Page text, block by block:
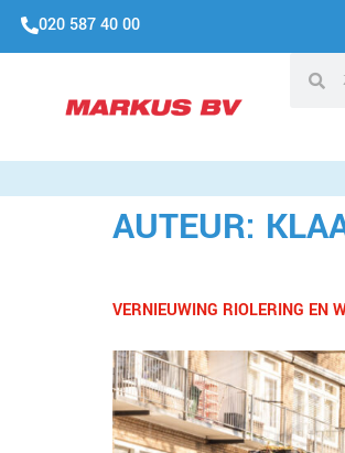
020 587 40 00
AUTEUR:
VERNIEUWING RIOLERING EN